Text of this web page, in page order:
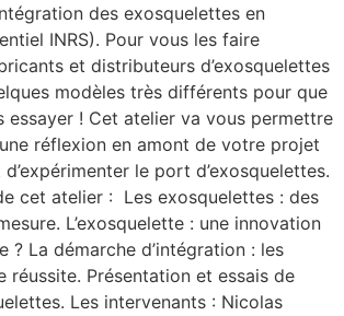
des exosquelettes en
INRS). Pour vous les faire
et distributeurs d’exosquelettes
modèles très différents pour que
essayer ! Cet atelier va vous permettre
réflexion en amont de votre projet
le port d’exosquelettes.
cet atelier : Les exosquelettes : des
L’exosquelette : une innovation
? La démarche d’intégration : les
réussite. Présentation et essais de
Les intervenants : Nicolas